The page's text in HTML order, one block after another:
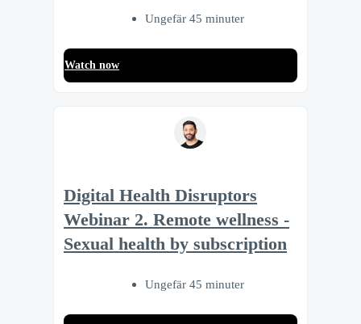
Ungefär 45 minuter
Watch now
Digital Health Disruptors
Webinar 2. Remote wellness -
Sexual health by subscription
Ungefär 45 minuter